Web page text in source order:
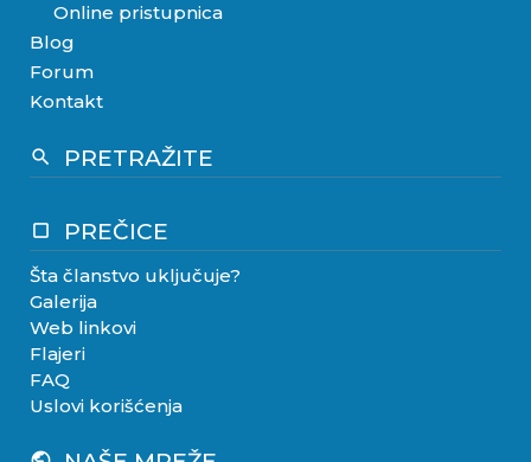
Online pristupnica
Blog
Forum
Kontakt
search PRETRAŽITE
crop_square PREČICE
Šta članstvo uključuje?
Galerija
Web linkovi
Flajeri
FAQ
Uslovi korišćenja